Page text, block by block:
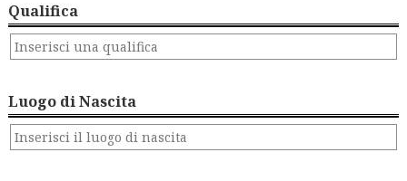
Qualifica
Luogo di Nascita